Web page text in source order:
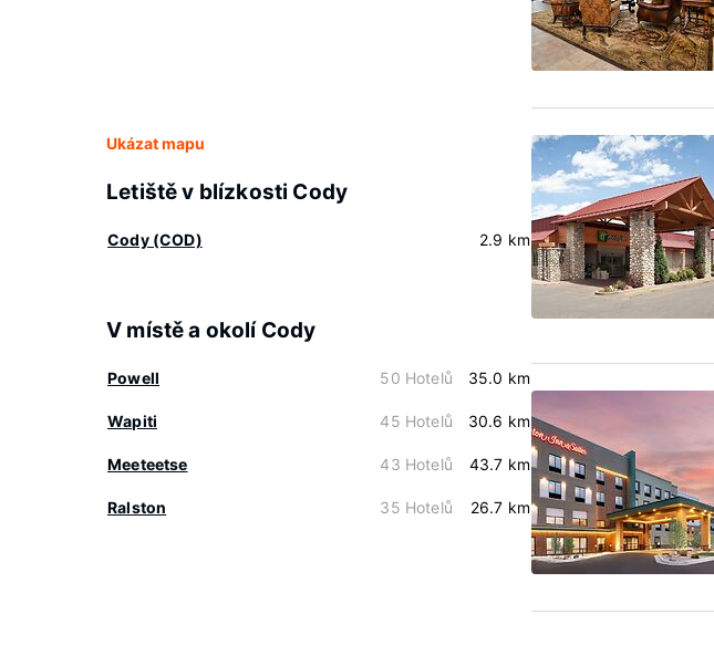
Ukázat mapu
Letiště v blízkosti Cody
Cody (COD) 2.9 km
V místě a okolí Cody
Powell 50 Hotelů 35.0 km
Wapiti 45 Hotelů 30.6 km
Meeteetse 43 Hotelů 43.7 km
Ralston 35 Hotelů 26.7 km